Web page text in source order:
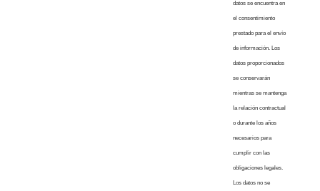
datos se encuentra en
el consentimiento
prestado para el envío
de información. Los
datos proporcionados
se conservarán
mientras se mantenga
la relación contractual
o durante los años
necesarios para
cumplir con las
obligaciones legales.
Los datos no se